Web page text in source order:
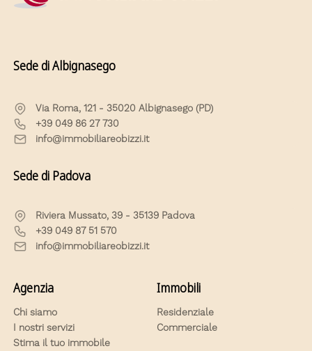
Sede di Albignasego
Via Roma, 121 - 35020 Albignasego (PD)
+39 049 86 27 730
info@immobiliareobizzi.it
Sede di Padova
Riviera Mussato, 39 - 35139 Padova
+39 049 87 51 570
info@immobiliareobizzi.it
Agenzia
Chi siamo
I nostri servizi
Stima il tuo immobile
Immobili
Residenziale
Commerciale